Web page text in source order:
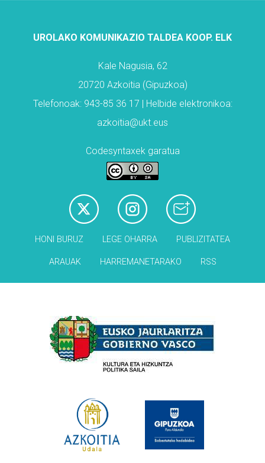
UROLAKO KOMUNIKAZIO TALDEA KOOP. ELK
Kale Nagusia, 62
20720 Azkoitia (Gipuzkoa)
Telefonoak: 943-85 36 17 | Helbide elektronikoa:
azkoitia@ukt.eus
Codesyntaxek garatua
HONI BURUZ LEGE OHARRA PUBLIZITATEA
ARAUAK HARREMANETARAKO RSS